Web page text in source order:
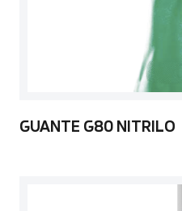
GUANTE G80 NITRILO